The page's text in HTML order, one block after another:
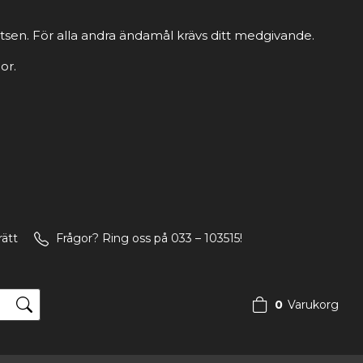
För alla andra ändamål krävs ditt medgivande.
Frågor? Ring oss på 033 – 103515!
0 Varukorg